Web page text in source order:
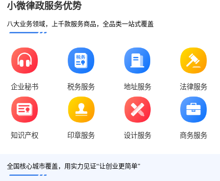
小微律政服务优势
八大业务领域，上千款服务商品，全品类一站式覆盖
企业秘书 税务服务 地址服务 法律服务
知识产权 印章服务 设计服务 商务服务
全国核心城市覆盖，用实力见证“让创业更简单”